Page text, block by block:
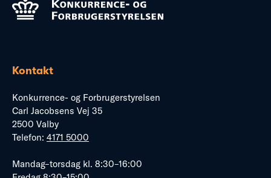
Kontakt
Konkurrence- og Forbrugerstyrelsen
Carl Jacobsens Vej 35
2500 Valby
Telefon: 4171 5000
Mandag–torsdag kl. 8:30–16:00